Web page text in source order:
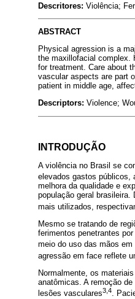
Descritores: Violência;
ABSTRACT
Physical agression is a
the maxillofacial complex.
for treatment. Care about
vascular aspects are part
patient in middle age,
Descriptors: Violence;
INTRODUÇÃO
A violência no Brasil se
elevados gastos públicos,
melhora da qualidade e
população geral
mais utilizados,
Mesmo se tratando de
ferimentos penetrantes
meio do uso das mãos em
agressão em face reflete
Normalmente, os
anatômicas. A remoção
lesões vasculares3,4.